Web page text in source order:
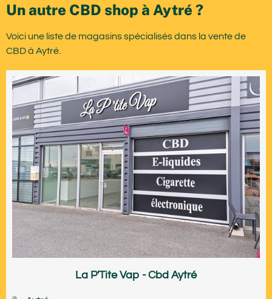
Un autre CBD shop à Aytré ?
Voici une liste de magasins spécialisés dans la vente de
CBD à Aytré.
La P'Tite Vap - Cbd Aytré